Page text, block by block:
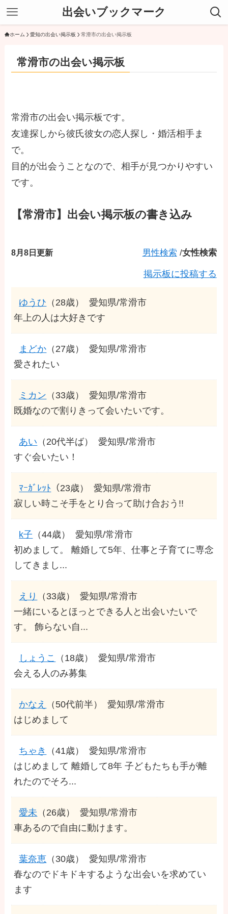
出会いブックマーク
ホーム 愛知の出会い掲示板 常滑市の出会い掲示板
常滑市の出会い掲示板
常滑市の出会い掲示板です。
友達探しから彼氏彼女の恋人探し・婚活相手ま
で。
目的が出会うことなので、相手が見つかりやすい
です。
【常滑市】出会い掲示板の書き込み
8月8日更新 男性検索 /女性検索
掲示板に投稿する
ゆうひ （28歳）
愛知県/常滑市
年上の人は大好きです
まどか （27歳）
愛知県/常滑市
愛されたい
ミカン （33歳）
愛知県/常滑市
既婚なので割りきって会いたいです。
あい （20代半ば）
愛知県/常滑市
すぐ会いたい！
ﾏｰｶﾞﾚｯﾄ （23歳）
愛知県/常滑市
寂しい時こそ手をとり合って助け合おう!!
k子 （44歳）
愛知県/常滑市
初めまして。 離婚して5年、仕事と子育てに専念
してきまし...
えり （33歳）
愛知県/常滑市
一緒にいるとほっとできる人と出会いたいで
す。 飾らない自...
しょうこ （18歳）
愛知県/常滑市
会える人のみ募集
かなえ （50代前半）
愛知県/常滑市
はじめまして
ちゃき （41歳）
愛知県/常滑市
はじめまして 離婚して8年 子どもたちも手が離
れたのでそろ...
愛未 （26歳）
愛知県/常滑市
車あるので自由に動けます。
葉奈恵 （30歳）
愛知県/常滑市
春なのでドキドキするような出会いを求めてい
ます